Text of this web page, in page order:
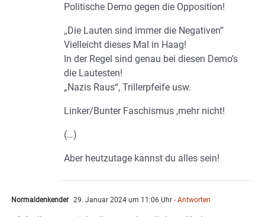
Politische Demo gegen die Opposition!
,,Die Lauten sind immer die Negativen“
Vielleicht dieses Mal in Haag!
In der Regel sind genau bei diesen Demo’s
die Lautesten!
„Nazis Raus“, Trillerpfeife usw.
Linker/Bunter Faschismus ,mehr nicht!
(…)
Aber heutzutage kannst du alles sein!
Normaldenkender 29. Januar 2024 um 11:06 Uhr - Antworten